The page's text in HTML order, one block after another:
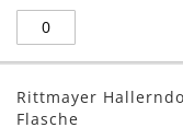
Rittmayer
Flasche